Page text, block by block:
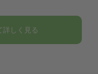
詳しく見る